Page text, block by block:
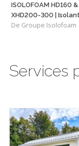
ISOLOFOAM HD160 &
XHD200-300 |
haute densité
De Groupe Isolofoam
Services